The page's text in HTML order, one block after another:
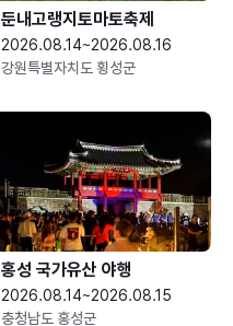
둔내고랭지토마토축제
2026.08.14~2026.08.16
강원특별자치도 횡성군
홍성 국가유산 야행
2026.08.14~2026.08.15
충청남도 홍성군